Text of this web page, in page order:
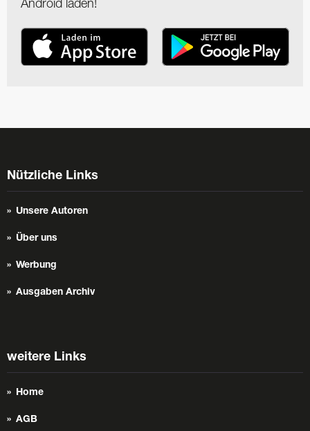
Android laden!
Nützliche Links
Unsere Autoren
Über uns
Werbung
Ausgaben Archiv
weitere Links
Home
AGB